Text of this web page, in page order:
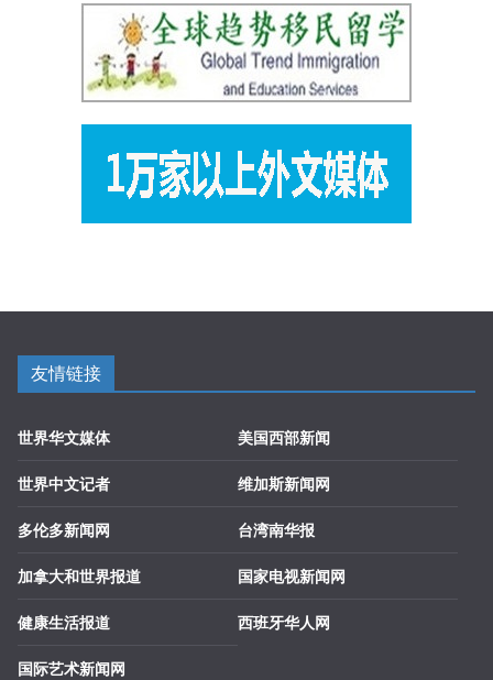
友情链接
世界华文媒体
世界中文记者
多伦多新闻网
加拿大和世界报道
健康生活报道
国际艺术新闻网
美国西部新闻
维加斯新闻网
台湾南华报
国家电视新闻网
西班牙华人网